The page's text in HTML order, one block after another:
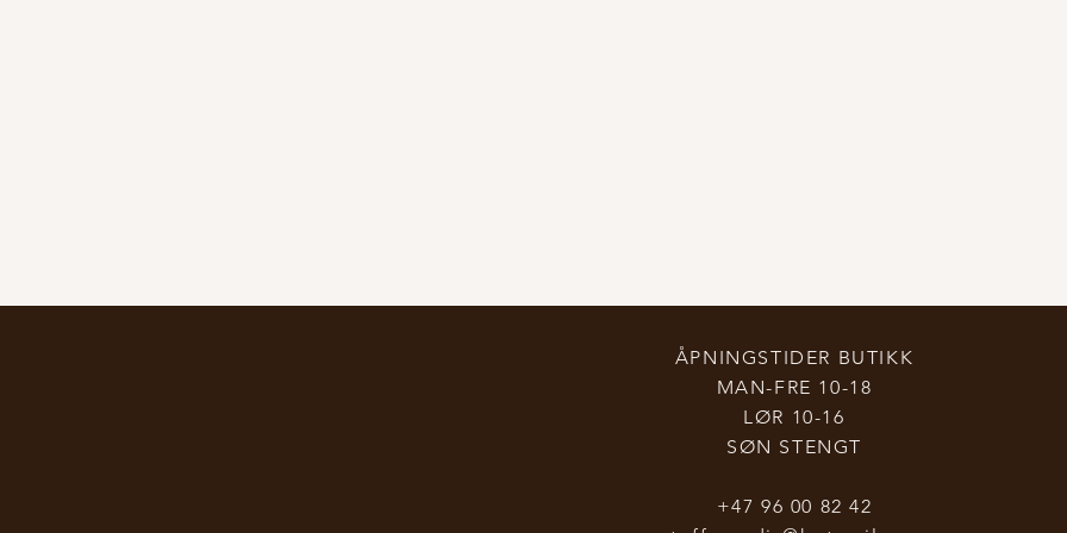
ÅPNINGSTIDER BUTIKK
MAN-FRE 10-18
LØR 10-16
SØN STENGT
+47 96 00 82 42